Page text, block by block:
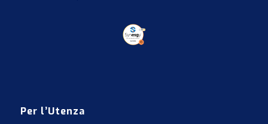
Per l’Utenza